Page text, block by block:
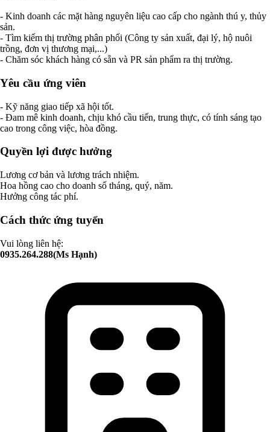
- Kinh doanh các mặt hàng nguyên liệu cao cấp cho ngành thú y, thủy
sản.
- Tìm kiếm thị trường phân phối (Công ty sản xuất, đại lý, hộ nuôi
trồng, đơn vị thương mại,...)
- Chăm sóc khách hàng có sẵn và PR sản phẩm ra thị trường.
Yêu cầu ứng viên
- Kỹ năng giao tiếp xã hội tốt.
- Đam mê kinh doanh, chịu khó cầu tiến, trung thực, có tính sáng tạo
cao trong công việc, hòa đồng.
Quyền lợi được hưởng
Lương cơ bản và lương trách nhiệm.
Hoa hồng cao cho doanh số tháng, quý, năm.
Hưởng công tác phí.
Cách thức ứng tuyển
Vui lòng liên hệ:
0935.264.288(Ms Hạnh)